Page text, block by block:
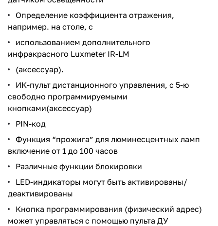
Определение коэффициента отражения,
например. на столе, с
использованием дополнительного
инфракрасного Luxmeter IR-LM
(аксессуар).
ИК-пульт дистанционного управления, с 5-ю
свободно программируемыми
кнопками(аксессуар)
PIN-код
Функция “прожига” для люминесцентных ламп
включение от 1 до 100 часов
Различные функции блокировки
LED-индикаторы могут быть активированы/
деактивированы
Кнопка программирования (физический адрес)
может управляться с помощью пульта ДУ